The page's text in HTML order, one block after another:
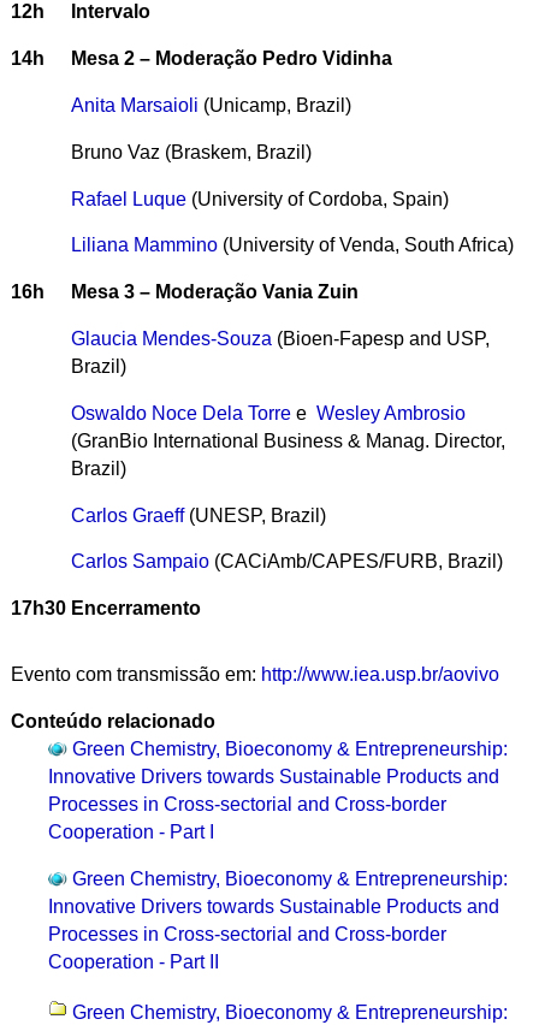
12h Intervalo
14h Mesa 2 – Moderação Pedro Vidinha
Anita Marsaioli (Unicamp, Brazil)
Bruno Vaz (Braskem, Brazil)
Rafael Luque(University of Cordoba, Spain)
Liliana Mammino(University of Venda, South Africa)
16h Mesa 3 – Moderação Vania Zuin
Glaucia Mendes-Souza (Bioen-Fapesp and USP,
Brazil)
Oswaldo Noce Dela Torree Wesley Ambrosio
(GranBio International Business & Manag. Director,
Brazil)
Carlos Graeff (UNESP, Brazil)
Carlos Sampaio(CACiAmb/CAPES/FURB, Brazil)
17h30 Encerramento
Evento com transmissão em: http://www.iea.usp.br/aovivo
Conteúdo relacionado
Green Chemistry, Bioeconomy & Entrepreneurship:
Innovative Drivers towards Sustainable Products and
Processes in Cross-sectorial and Cross-border
Cooperation - Part I
Green Chemistry, Bioeconomy & Entrepreneurship:
Innovative Drivers towards Sustainable Products and
Processes in Cross-sectorial and Cross-border
Cooperation - Part II
Green Chemistry, Bioeconomy & Entrepreneurship: